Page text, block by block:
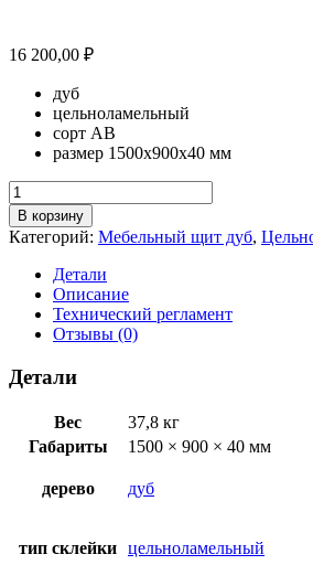
16 200,00 ₽
дуб
цельноламельный
сорт АВ
размер 1500х900х40 мм
Количество
товара
Щит
из
дуба
цельноламельный
1500х900х40
В корзину
Категорий: Мебельный щит дуб,
Детали
Описание
Технический регламент
Отзывы (0)
Детали
Вес
37,8 кг
Габариты
1500 × 900 × 40 мм
дерево дуб
тип склейки цельноламельный